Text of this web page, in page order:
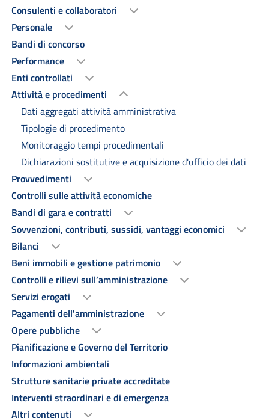
Consulenti e collaboratori
Personale
Bandi di concorso
Performance
Enti controllati
Attività e procedimenti
Dati aggregati attività amministrativa
Tipologie di procedimento
Monitoraggio tempi procedimentali
Dichiarazioni sostitutive e acquisizione d'ufficio dei dati
Provvedimenti
Controlli sulle attività economiche
Bandi di gara e contratti
Sovvenzioni, contributi, sussidi, vantaggi economici
Bilanci
Beni immobili e gestione patrimonio
Controlli e rilievi sull’amministrazione
Servizi erogati
Pagamenti dell'amministrazione
Opere pubbliche
Pianificazione e Governo del Territorio
Informazioni ambientali
Strutture sanitarie private accreditate
Interventi straordinari e di emergenza
Altri contenuti